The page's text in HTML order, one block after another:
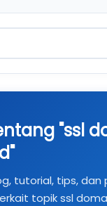
"ssl
tutorial, tips, dan
topik ssl